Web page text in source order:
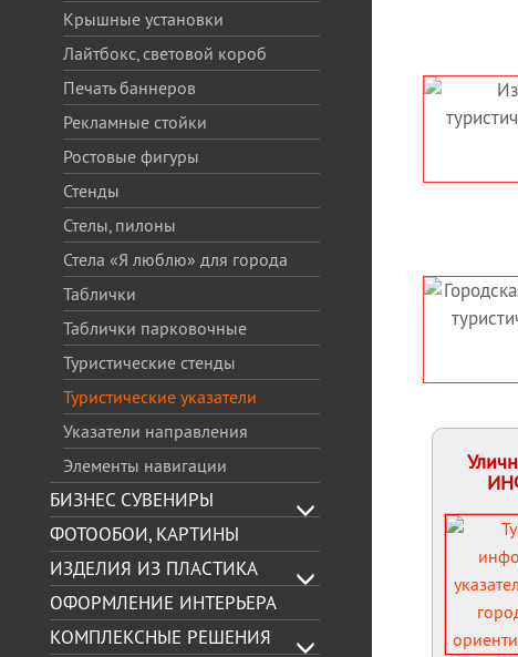
Крышные установки
Лайтбокс, световой короб
Печать баннеров
Рекламные стойки
Ростовые фигуры
Стенды
Стелы, пилоны
Стела «Я люблю» для города
Таблички
Таблички парковочные
Туристические стенды
Туристические указатели
Указатели направления
Элементы навигации
БИЗНЕС СУВЕНИРЫ
ФОТООБОИ, КАРТИНЫ
ИЗДЕЛИЯ ИЗ ПЛАСТИКА
ОФОРМЛЕНИЕ ИНТЕРЬЕРА
КОМПЛЕКСНЫЕ РЕШЕНИЯ
УЛИЧНОГО,
ТУРИСТИЧЕСКОГО
ИНФОРМАЦИОННОГО
СТЕНДА
ГОРОДСКАЯ
УКАЗАТЕЛИ
ГОРОДСКАЯ СИСТЕМА
ОРИЕНТИРОВАНИЯ —
ТУРИСТИЧЕСКИЙ
ИНФОРМАЦИОННЫЙ
УКАЗАТЕЛЬ